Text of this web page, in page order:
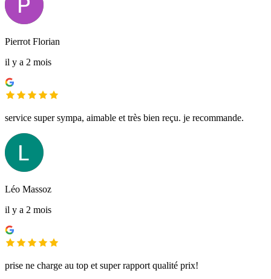
Pierrot Florian
il y a 2 mois
service super sympa, aimable et très bien reçu. je recommande.
Léo Massoz
il y a 2 mois
prise ne charge au top et super rapport qualité prix!